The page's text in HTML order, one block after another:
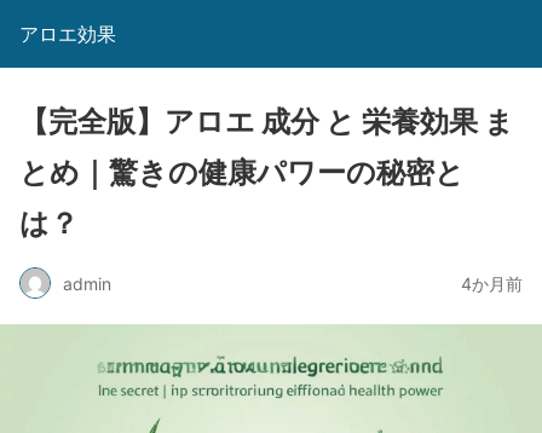
アロエ効果
【完全版】アロエ 成分 と 栄養効果 ま
とめ｜驚きの健康パワーの秘密と
は？
admin 4か月前